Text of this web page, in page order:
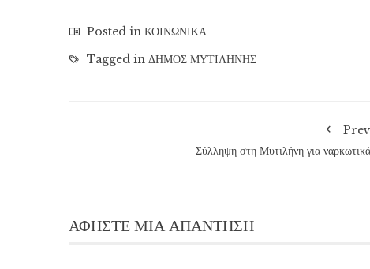
Posted in ΚΟΙΝΩΝΙΚΑ
Tagged in ΔΗΜΟΣ ΜΥΤΙΛΗΝΗΣ
Prev
Σύλληψη στη Μυτιλήνη για ναρκωτικά
ΑΦΉΣΤΕ ΜΙΑ ΑΠΆΝΤΗΣΗ